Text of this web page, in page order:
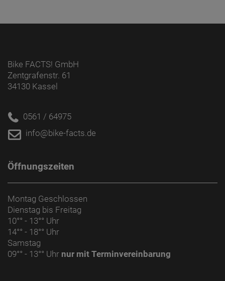
Bike FACTS! GmbH
Zentgrafenstr. 61
34130 Kassel
0561 / 64975
info@bike-facts.de
Öffnungszeiten
Montag Geschlossen
Dienstag bis Freitag
10°° - 13°° Uhr
14°° - 18°° Uhr
Samstag
09°° - 13°° Uhr nur mit Terminvereinbarung